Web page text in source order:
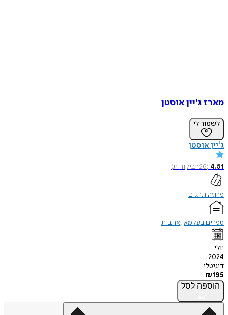
מארז ג'יין אוסטן
לשמור לי
ג'יין אוסטן
4.51
(
126ביקורות)
פרוזה תרגום
ספרים בעלמא אהבות
יולי
2024
דיגיטלי
₪195
הוספה לסל